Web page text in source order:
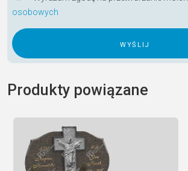
osobowych
A
t
r
Produkty powiązane